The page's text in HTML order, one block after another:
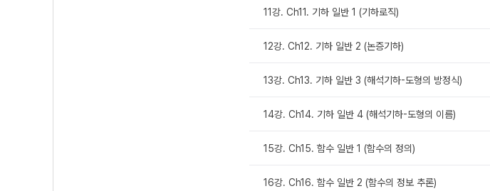
11강. Ch11. 기하 일반 1 (기하로직)
12강. Ch12. 기하 일반 2 (논증기하)
13강. Ch13. 기하 일반 3 (해석기하-도형의 방정식)
14강. Ch14. 기하 일반 4 (해석기하-도형의 이름)
15강. Ch15. 함수 일반 1 (함수의 정의)
16강. Ch16. 함수 일반 2 (함수의 정보 추론)